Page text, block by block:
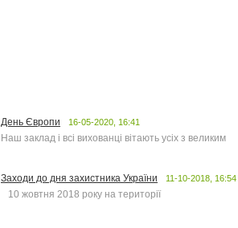
День Європи 16-05-2020, 16:41
Наш заклад і всі вихованці вітають усіх з великим
Заходи до дня захистника України 11-10-2018, 16:54
10 жовтня 2018 року на території